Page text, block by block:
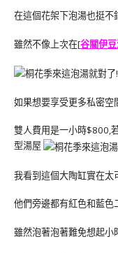
在這個花架下泡湯也挺不
雖然不像上次在[谷關伊
如果想要享受更多私密空
雙人費用是一小時$800,
型湯屋
我看到這個大陶缸實在
他們旁邊都有紅色和藍色
雖然泡著泡著難免想起